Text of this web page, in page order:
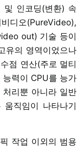
및 인코딩(변환) 속
디오(PureVideo),
out) 기술 등이
유의 영역이었으나
점 연산(주로 멀티
력이 CPU를 능가
리뿐 아니라 일반
직임이 나타나기
작업 이외의 범용